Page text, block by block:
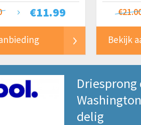
€11.99
Bekijk
delig